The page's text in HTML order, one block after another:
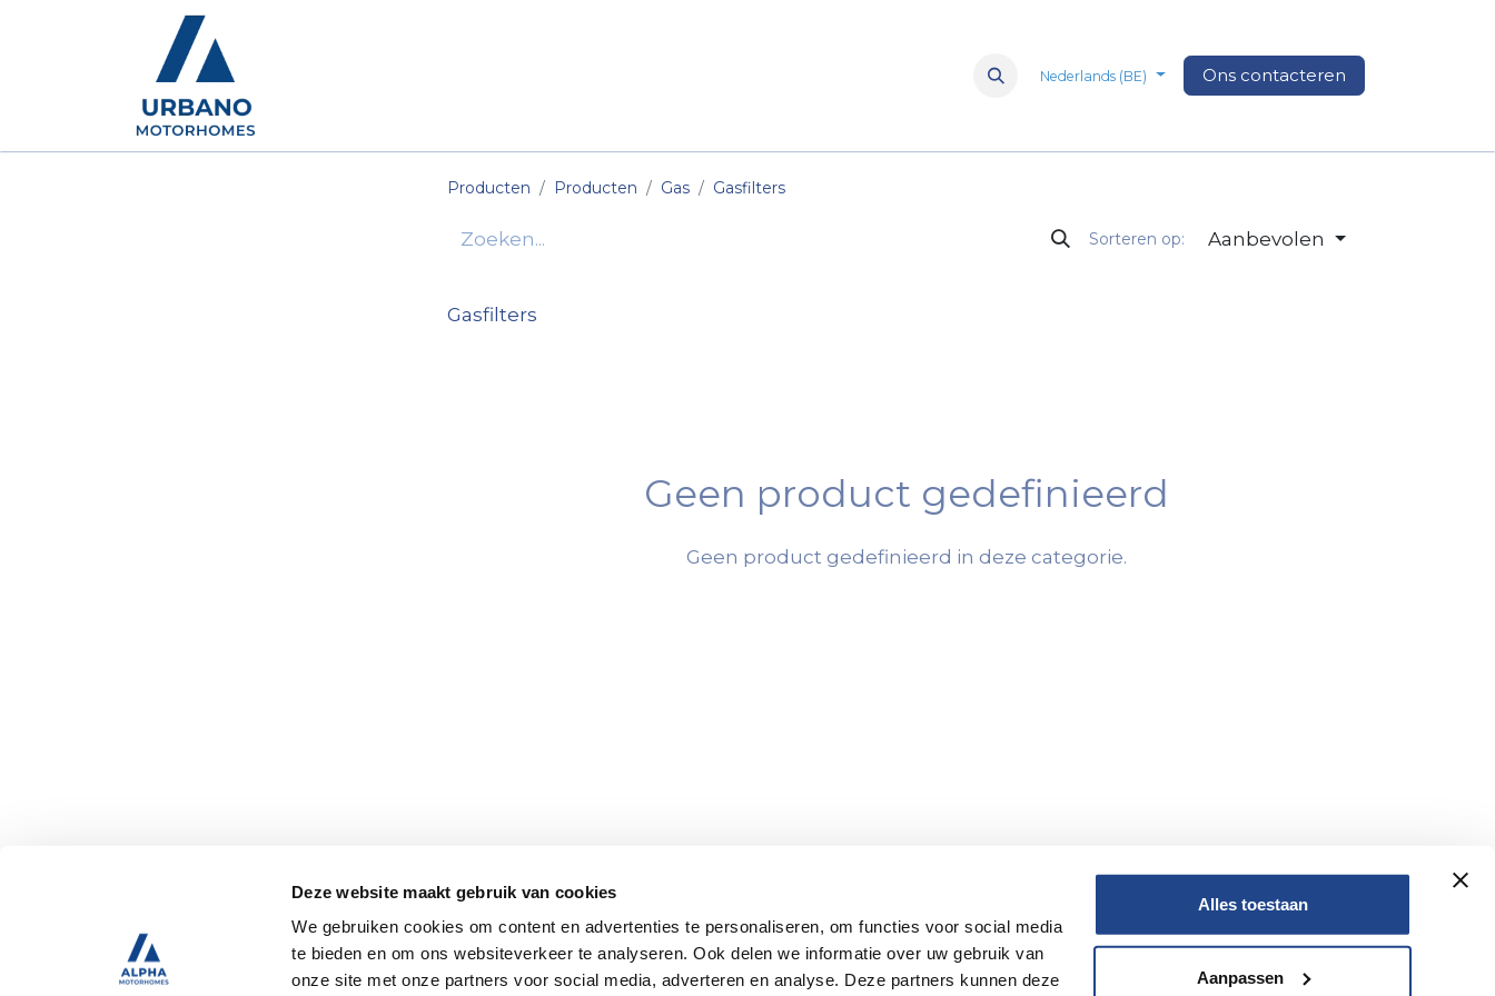
Deze website maakt gebruik van cookies
We gebruiken cookies om content en advertenties te personaliseren, om functies voor social media
te bieden en om ons websiteverkeer te analyseren. Ook delen we informatie over uw gebruik van
onze site met onze partners voor social media, adverteren en analyse. Deze partners kunnen deze
Alles toestaan
Aanpassen
Merken Over Ons Media Veelgestelde vragen
Nederlands (BE) Ons contacteren
Producten Producten Gas Gasfilters
Sorteren op: Aanbevolen
Gasfilters
Geen product gedefinieerd
Geen product gedefinieerd in deze categorie.